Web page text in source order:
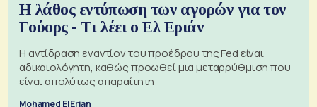
Η λάθος εντύπωση των αγορών για τον
Γούορς - Τι λέει ο Ελ Εριάν
Η αντίδραση εναντίον του προέδρου της Fed είναι
αδικαιολόγητη, καθώς προωθεί μια μεταρρύθμιση που
είναι απολύτως απαραίτητη
Mohamed El Erian